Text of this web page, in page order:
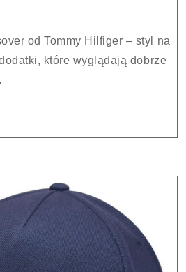
które wyglądają dobrze